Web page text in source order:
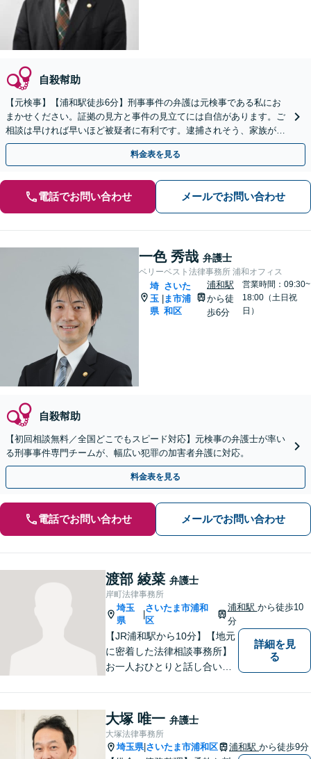
自殺幇助
【元検事】【浦和駅徒歩6分】刑事事件の弁護は元検事である私にお
まかせください。証拠の見方と事件の見立てには自信があります。ご
相談は早ければ早いほど被疑者に有利です。逮捕されそう、家族が逮
捕されたという場合、いち早くご相談ください。
料金表を見る
電話でお問い合わせ メールでお問い合わせ
一色 秀哉 弁護士
ベリーベスト法律事務所 浦和オフィス
埼
玉
県
さいた
ま市浦
和区
浦和駅
から徒
歩6分
営業時間：09:30~
18:00（土日祝
日）
自殺幇助
【初回相談無料／全国どこでもスピード対応】元検事の弁護士が率い
る刑事事件専門チームが、幅広い犯罪の加害者弁護に対応。
料金表を見る
電話でお問い合わせ メールでお問い合わせ
渡部 綾菜 弁護士
岸町法律事務所
埼玉
県
|
さいたま市浦和
区
浦和駅 から徒歩10
分
【JR浦和駅から10分】【地元
に密着した法律相談事務所】
お一人おひとりと話し合い、
行っております。お役に立て
ることがあれば、ぜひお手伝
いさせてください。【平日21
時まで対応可】
詳細を見
る
大塚 唯一 弁護士
大塚法律事務所
埼玉県| さいたま市浦和区 浦和駅 から徒歩9分